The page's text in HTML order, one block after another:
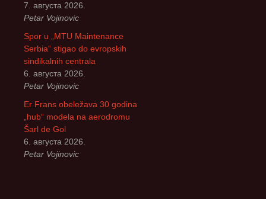
7. августа 2026.
Petar Vojinovic
Spor u „MTU Maintenance
Serbia“ stigao do evropskih
sindikalnih centrala
6. августа 2026.
Petar Vojinovic
Er Frans obeležava 30 godina
„hub“ modela na aerodromu
Šarl de Gol
6. августа 2026.
Petar Vojinovic